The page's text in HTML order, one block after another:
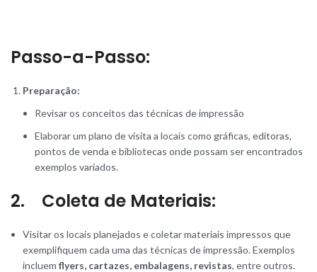
Passo-a-Passo:
Preparação:
Revisar os conceitos das técnicas de impressão
Elaborar um plano de visita a locais como gráficas, editoras,
pontos de venda e bibliotecas onde possam ser encontrados
exemplos variados.
2. Coleta de Materiais:
Visitar os locais planejados e coletar materiais impressos que
exemplifiquem cada uma das técnicas de impressão. Exemplos
incluem flyers, cartazes, embalagens, revistas, entre outros.